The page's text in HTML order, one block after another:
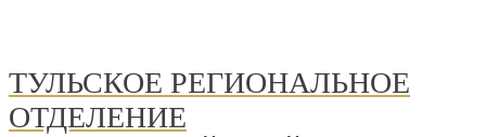
ТУЛЬСКОЕ РЕГИОНАЛЬНОЕ
ОТДЕЛЕНИЕ